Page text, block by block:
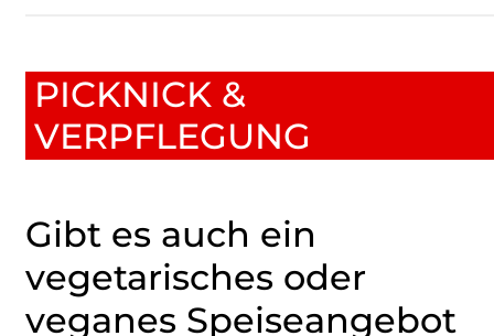
PICKNICK &
VERPFLEGUNG
Gibt es auch ein
vegetarisches oder
veganes Speiseangebot